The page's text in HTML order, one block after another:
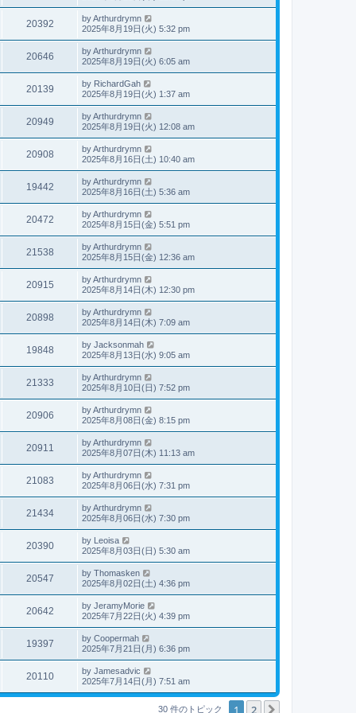
20392 byArthurdrymn
2025年8月19日(火) 5:32 pm
20646 byArthurdrymn
2025年8月19日(火) 6:05 am
20139 by RichardGah
2025年8月19日(火) 1:37 am
20949 byArthurdrymn
2025年8月19日(火) 12:08 am
20908 byArthurdrymn
2025年8月16日(土) 10:40 am
19442 byArthurdrymn
2025年8月16日(土) 5:36 am
20472 byArthurdrymn
2025年8月15日(金) 5:51 pm
21538 byArthurdrymn
2025年8月15日(金) 12:36 am
20915 byArthurdrymn
2025年8月14日(木) 12:30 pm
20898 byArthurdrymn
2025年8月14日(木) 7:09 am
19848 by Jacksonmah
2025年8月13日(水) 9:05 am
21333 byArthurdrymn
2025年8月10日(日) 7:52 pm
20906 byArthurdrymn
2025年8月08日(金) 8:15 pm
20911 byArthurdrymn
2025年8月07日(木) 11:13 am
21083 byArthurdrymn
2025年8月06日(水) 7:31 pm
21434 byArthurdrymn
2025年8月06日(水) 7:30 pm
20390 by Leoisa
2025年8月03日(日) 5:30 am
20547 by Thomasken
2025年8月02日(土) 4:36 pm
20642 by JeramyMorie
2025年7月22日(火) 4:39 pm
19397 by Coopermah
2025年7月21日(月) 6:36 pm
20110 by Jamesadvic
2025年7月14日(月) 7:51 am
30 件のトピック 1 2